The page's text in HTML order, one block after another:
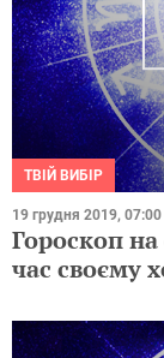
ТВІЙ ВИБІР
19 грудня 2019, 07:00
Гороскоп на
час своєму